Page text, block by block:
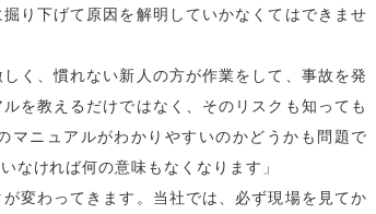
り下げて原因を解明していかなくてはできませ
く、慣れない新人の方が作業をして、事故を発
を教えるだけではなく、そのリスクも知っても
マニュアルがわかりやすいのかどうかも問題で
なければ何の意味もなくなります」
変わってきます。当社では、必ず現場を見てか